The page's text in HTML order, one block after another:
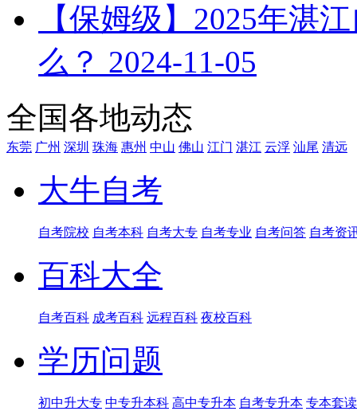
【保姆级】2025年湛
么？ 2024-11-05
全国各地动态
东莞 广州 深圳 珠海 惠州 中山 佛山 江门 湛江 云浮 汕尾 清远
大牛自考
自考院校 自考本科 自考大专 自考专业 自考问答 自考资
百科大全
自考百科 成考百科 远程百科 夜校百科
学历问题
初中升大专 中专升本科 高中专升本 自考专升本 专本套读